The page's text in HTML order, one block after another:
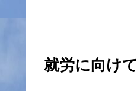
就労に向けて